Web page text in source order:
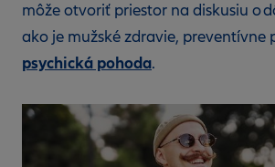
môže otvoriť priestor na diskusiu o
ako je mužské zdravie, preventívne
psychická pohoda.